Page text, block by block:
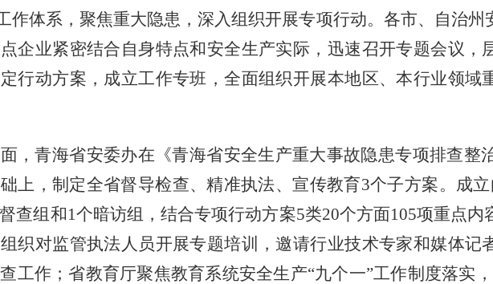
作体系，聚焦重大隐患，深入组织开展专项行动。各市、自治州
企业紧密结合自身特点和安全生产实际，迅速召开专题会议，
行动方案，成立工作专班，全面组织开展本地区、本行业领域
，青海省安委办在《青海省安全生产重大事故隐患专项排查整
上，制定全省督导检查、精准执法、宣传教育3个子方案。成
查组和1个暗访组，结合专项行动方案5类20个方面105项重点内
织对监管执法人员开展专题培训，邀请行业技术专家和媒体记
工作；省教育厅聚焦教育系统安全生产“九个一”工作制度落实